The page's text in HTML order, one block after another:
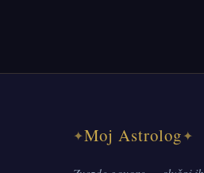
✦Moj Astrolog✦